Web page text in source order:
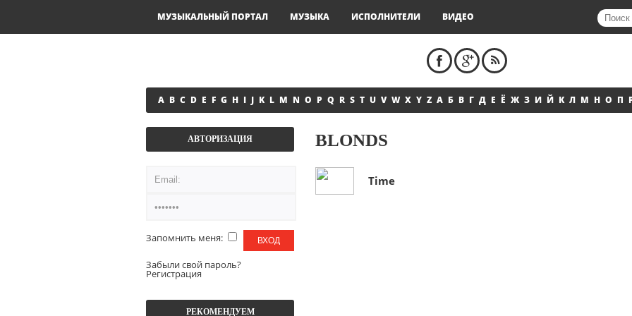
МУЗЫКАЛЬНЫЙ ПОРТАЛ МУЗЫКА ИСПОЛНИТЕЛИ ВИДЕО
A B C D E F G H I J K L M N O P Q R S T U V W X Y Z А Б В Г Д Е Ё Ж З И Й К Л М Н О П
АВТОРИЗАЦИЯ
Запомнить меня:
Забыли свой пароль?
Регистрация
РЕКОМЕНДУЕМ
BLONDS
Time